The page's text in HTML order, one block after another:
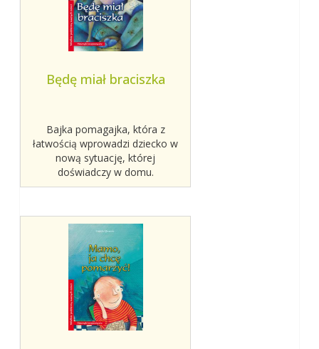
Będę miał braciszka
Bajka pomagajka, która z
łatwością wprowadzi dziecko w
nową sytuację, której
doświadczy w domu.